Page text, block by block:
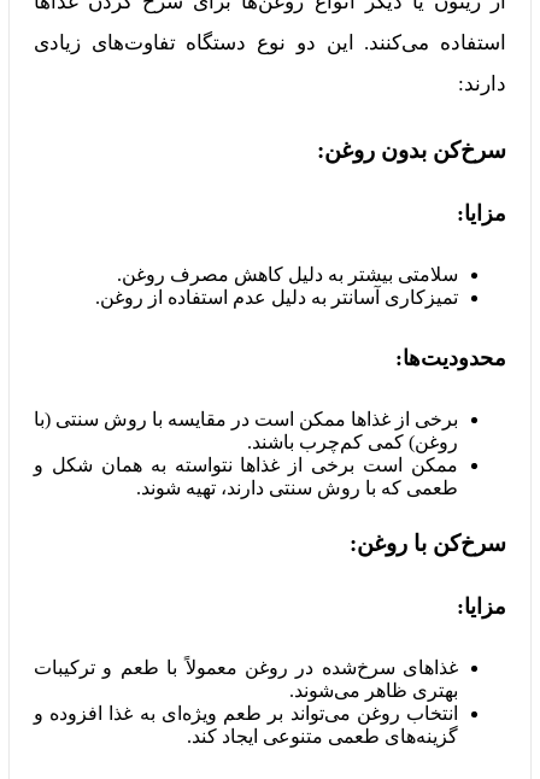
استفاده می‌کنند. این دو نوع دستگاه تفاوت‌های زیادی
دارند:
سرخ‌کن بدون روغن:
مزایا:
سلامتی بیشتر به دلیل کاهش مصرف روغن.
تمیزکاری آسانتر به دلیل عدم استفاده از روغن.
محدودیت‌ها:
برخی از غذاها ممکن است در مقایسه با روش سنتی (با
روغن) کمی کم‌چرب باشند.
ممکن است برخی از غذاها نتواسته به همان شکل و
طعمی که با روش سنتی دارند، تهیه شوند.
سرخ‌کن با روغن:
مزایا:
غذاهای سرخ‌شده در روغن معمولاً با طعم و ترکیبات
بهتری ظاهر می‌شوند.
انتخاب روغن می‌تواند بر طعم ویژه‌ای به غذا افزوده و
گزینه‌های طعمی متنوعی ایجاد کند.